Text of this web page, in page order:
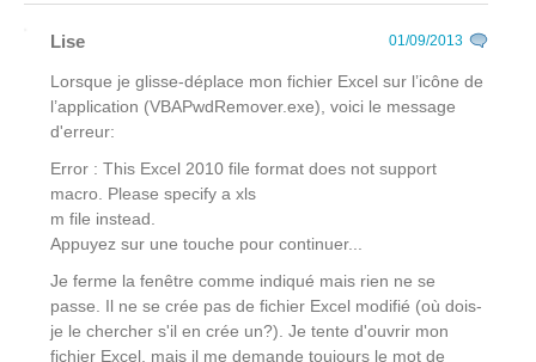
Lise 01/09/2013
Lorsque je glisse-déplace mon fichier Excel sur l’icône de
l’application (VBAPwdRemover.exe), voici le message
d'erreur:
Error : This Excel 2010 file format does not support
macro. Please specify a xls
m file instead.
Appuyez sur une touche pour continuer...
Je ferme la fenêtre comme indiqué mais rien ne se
passe. Il ne se crée pas de fichier Excel modifié (où dois-
je le chercher s'il en crée un?). Je tente d'ouvrir mon
fichier Excel, mais il me demande toujours le mot de